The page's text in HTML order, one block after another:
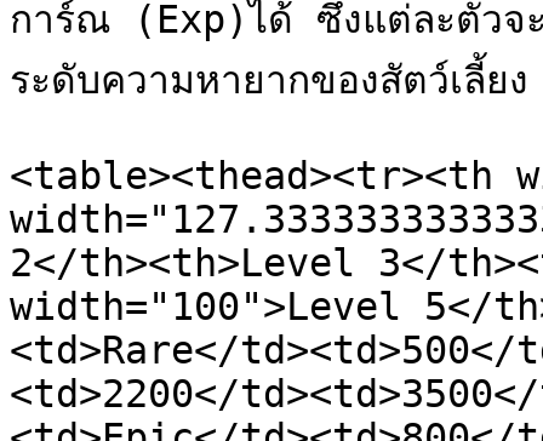
การ์ณ (Exp)ได้ ซึ่งแต่ละตัวจ
ระดับความหายากของสัตว์เลี้
<table><thead><tr><th
2</th><th>Level 3</
width="100">Level 5</
<td>Rare</td><td>500</
<td>2200</